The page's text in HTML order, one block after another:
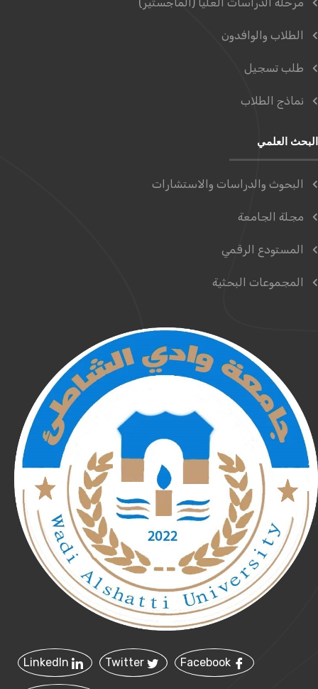
مرحلة الدراسات العليا (الماجستير)
الطلاب والوافدون
طلب تسجيل
نماذج الطلاب
البحث العلمي
البحوث والدراسات والاستشارات
مجلة الجامعة
المستودع الرقمي
المجموعات البحثية